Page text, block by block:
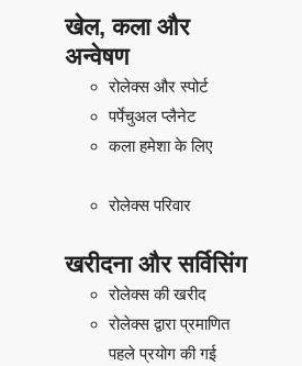
खेल, कला और
अन्वेषण
रोलेक्स और स्पोर्ट
पर्पेचुअल प्लैनेट
कला हमेशा के लिए
रोलेक्स परिवार
खरीदना और सर्विसिंग
रोलेक्स की खरीद
रोलेक्स द्वारा प्रमाणित
पहले प्रयोग की गई